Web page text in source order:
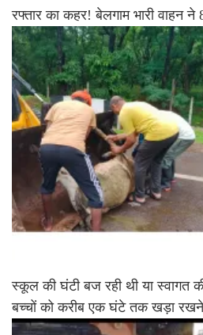
रफ्तार का कहर! बेलगाम भारी वाहन ने
स्कूल की घंटी बज रही थी या
बच्चों को करीब एक घंटे तक खड़ा